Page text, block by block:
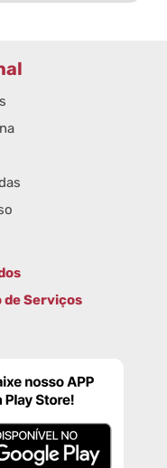
Serviços